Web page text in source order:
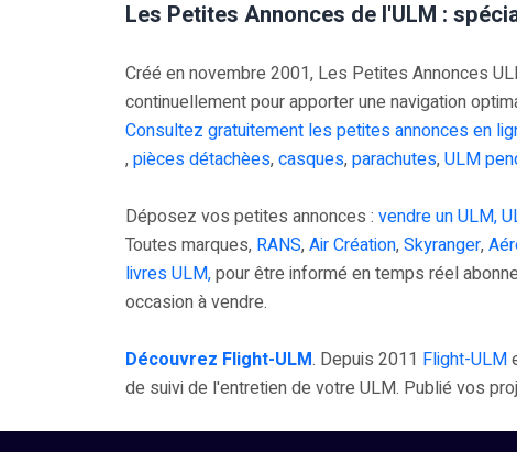
Les Petites Annonces de l'ULM :
Créé en novembre 2001, Les Petites Annonces
continuellement pour apporter une navigation
Consultez gratuitement les petites annonces en
,pièces détachèes,casques,parachutes,ULM
Déposez vos petites annonces : vendre un ULM,
Toutes marques, RANS,Air Création,Skyranger,
livres ULM,pour être informé en temps réel
occasion à vendre.
Découvrez Flight-ULM. Depuis 2011 Flight-ULM
de suivi de l'entretien de votre ULM. Publié vos